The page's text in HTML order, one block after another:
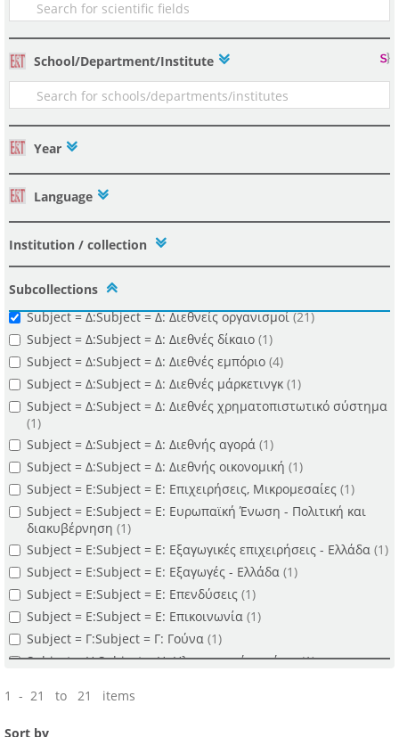
School/Department/Institute
Year
Language
Institution / collection
Subcollections
Subject = Α:Subject = Α: Ανθρώπινα δικαιώματα
Subject = Δ:Subject = Δ: Δάνεια (1)
Subject = Δ:Subject = Δ: Διεθνές Νομισματικό Ταμείο
Subject = Δ:Subject = Δ: Διαπολιτισμική εκπαίδευση (1)
Subject = Δ:Subject = Δ: Διεθνείς οικονομικές σχέσεις
Subject = Δ:Subject = Δ: Διεθνείς οργανισμοί (21)
Subject = Δ:Subject = Δ: Διεθνές δίκαιο (1)
Subject = Δ:Subject = Δ: Διεθνές εμπόριο (4)
Subject = Δ:Subject = Δ: Διεθνές μάρκετινγκ (1)
Subject = Δ:Subject = Δ: Διεθνές χρηματοπιστωτικό σύστημα
(1)
Subject = Δ:Subject = Δ: Διεθνής αγορά (1)
Subject = Δ:Subject = Δ: Διεθνής οικονομική (1)
Subject = Ε:Subject = Ε: Επιχειρήσεις, Μικρομεσαίες (1)
Subject = Ε:Subject = Ε: Ευρωπαϊκή Ένωση - Πολιτική και
διακυβέρνηση (1)
Subject = Ε:Subject = Ε: Εξαγωγικές επιχειρήσεις - Ελλάδα (1)
Subject = Ε:Subject = Ε: Εξαγωγές - Ελλάδα (1)
Subject = Ε:Subject = Ε: Επενδύσεις (1)
Subject = Ε:Subject = Ε: Επικοινωνία (1)
Subject = Γ:Subject = Γ: Γούνα (1)
Subject = Η:Subject = Η: Ηλεκτρονικό εμπόριο (1)
Subject = Κ:Subject = Κ: Κοινωνία
Subject = Κ:Subject = Κ: Κοινωνικά δίκτυα
1 - 21 to 21 items
Sort by